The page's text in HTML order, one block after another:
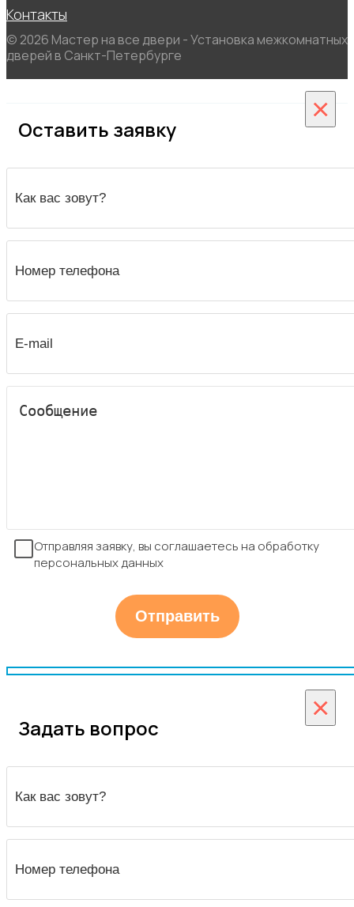
Контакты
© 2026 Мастер на все двери - Установка межкомнатных
дверей в Санкт-Петербурге
×
Оставить заявку
Отправляя заявку, вы соглашаетесь на обработку
персональных данных
×
Задать вопрос